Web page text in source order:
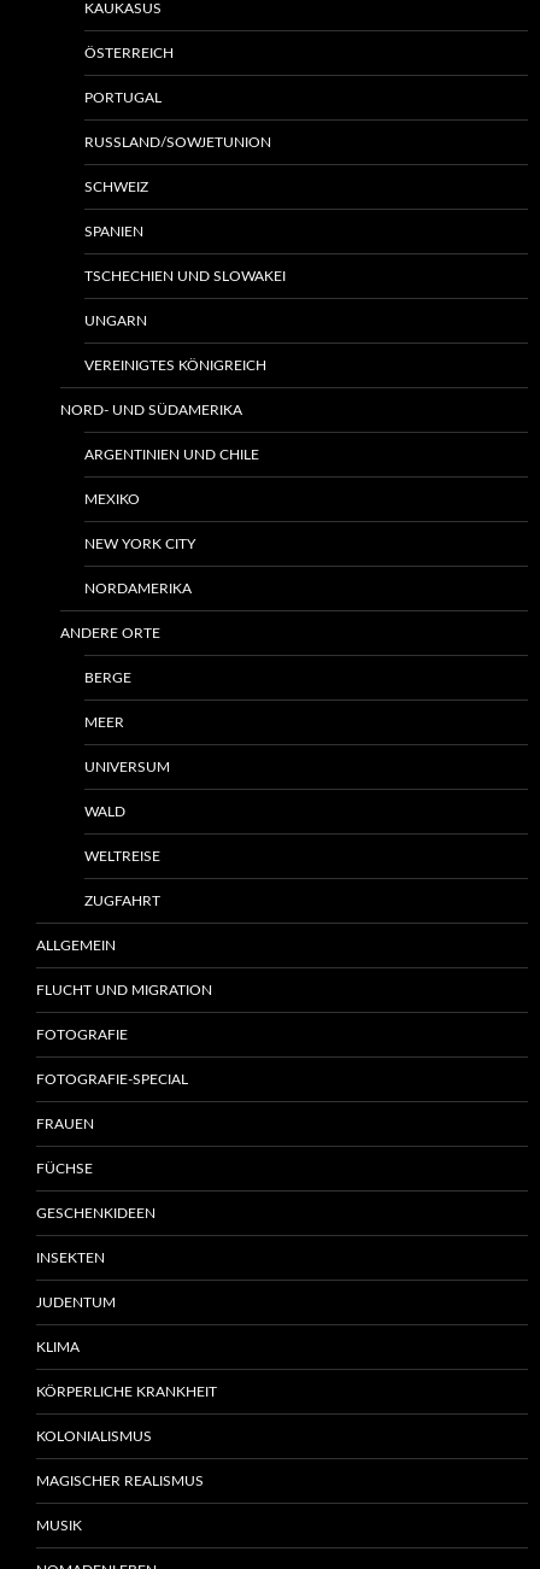
KAUKASUS
ÖSTERREICH
PORTUGAL
RUSSLAND/SOWJETUNION
SCHWEIZ
SPANIEN
TSCHECHIEN UND SLOWAKEI
UNGARN
VEREINIGTES KÖNIGREICH
NORD- UND SÜDAMERIKA
ARGENTINIEN UND CHILE
MEXIKO
NEW YORK CITY
NORDAMERIKA
ANDERE ORTE
BERGE
MEER
UNIVERSUM
WALD
WELTREISE
ZUGFAHRT
ALLGEMEIN
FLUCHT UND MIGRATION
FOTOGRAFIE
FOTOGRAFIE-SPECIAL
FRAUEN
FÜCHSE
GESCHENKIDEEN
INSEKTEN
JUDENTUM
KLIMA
KÖRPERLICHE KRANKHEIT
KOLONIALISMUS
MAGISCHER REALISMUS
MUSIK